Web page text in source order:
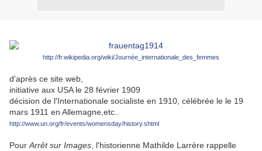
http://fr.wikipedia.org/wiki/Journée_internationale_des_femmes
d'après ce site web,
initiative aux USA le 28 février 1909
décision de l'Internationale socialiste en 1910, célébrée le le 19
mars 1911 en Allemagne,etc..
http://www.un.org/fr/events/womensday/history.shtml
Pour Arrêt sur Images , l'historienne Mathilde Larrère rappelle